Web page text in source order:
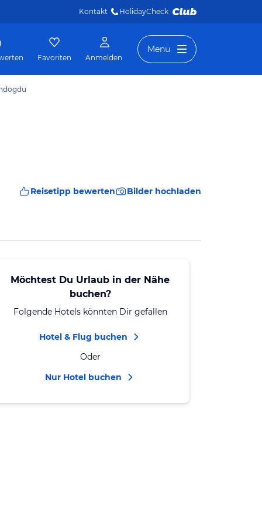
Kontakt HolidayCheck
Favoriten Anmelden
Menü
Reisetipp bewerten Bilder hochladen
Möchtest Du Urlaub in der Nähe
buchen?
Folgende Hotels könnten Dir gefallen
Hotel & Flug buchen
Oder
Nur Hotel buchen